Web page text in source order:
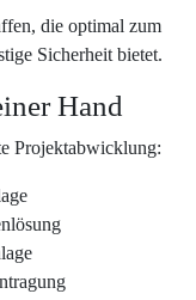
die optimal zum
Sicherheit bietet.
Hand
Projektabwicklung: